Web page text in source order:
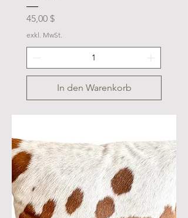
Preis
45,00 $
exkl. MwSt.
In den Warenkorb